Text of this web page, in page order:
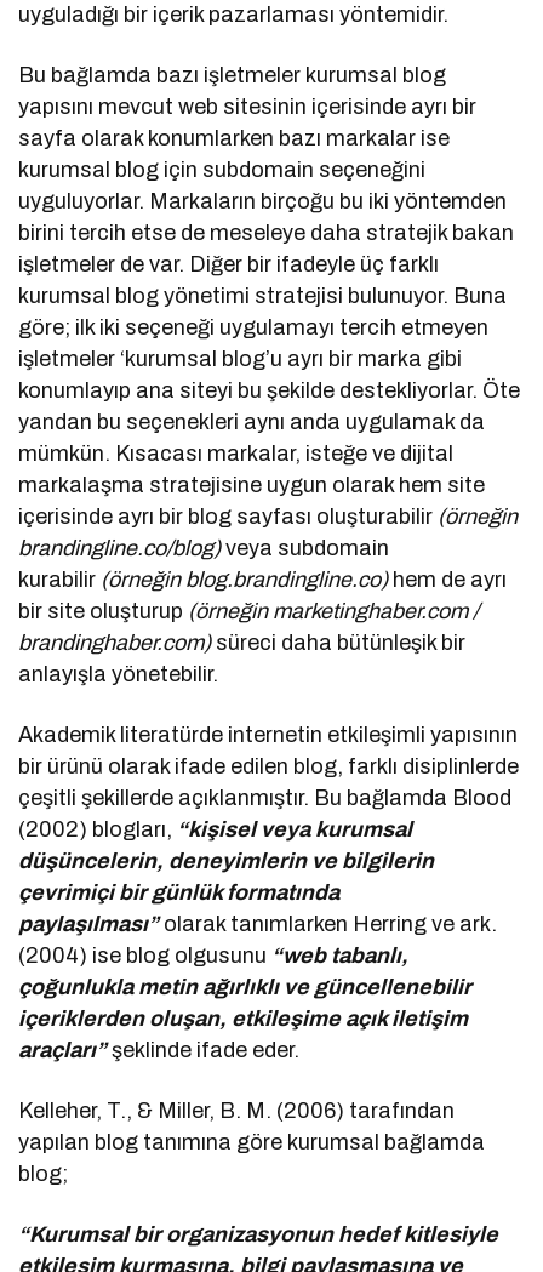
uyguladığı bir içerik pazarlaması yöntemidir.
Bu bağlamda bazı işletmeler kurumsal blog
yapısını mevcut web sitesinin içerisinde ayrı bir
sayfa olarak konumlarken bazı markalar ise
kurumsal blog için subdomain seçeneğini
uyguluyorlar. Markaların birçoğu bu iki yöntemden
birini tercih etse de meseleye daha stratejik bakan
işletmeler de var. Diğer bir ifadeyle üç farklı
kurumsal blog yönetimi stratejisi bulunuyor. Buna
göre; ilk iki seçeneği uygulamayı tercih etmeyen
işletmeler ‘kurumsal blog’u ayrı bir marka gibi
konumlayıp ana siteyi bu şekilde destekliyorlar. Öte
yandan bu seçenekleri aynı anda uygulamak da
mümkün. Kısacası markalar, isteğe ve dijital
markalaşma stratejisine uygun olarak hem site
içerisinde ayrı bir blog sayfası oluşturabilir (örneğin
brandingline.co/blog)veya subdomain
kurabilir (örneğin blog.brandingline.co)hem de ayrı
bir site oluşturup (örneğin marketinghaber.com /
brandinghaber.com) süreci daha bütünleşik bir
anlayışla yönetebilir.
Akademik literatürde internetin etkileşimli yapısının
bir ürünü olarak ifade edilen blog, farklı disiplinlerde
çeşitli şekillerde açıklanmıştır. Bu bağlamda Blood
(2002) blogları, “kişisel veya kurumsal
düşüncelerin, deneyimlerin ve bilgilerin
çevrimiçi bir günlük formatında
paylaşılması”olarak tanımlarken Herring ve ark.
(2004) ise blog olgusunu “web tabanlı,
çoğunlukla metin ağırlıklı ve güncellenebilir
içeriklerden oluşan, etkileşime açık iletişim
araçları”şeklinde ifade eder.
Kelleher, T., & Miller, B. M. (2006) tarafından
yapılan blog tanımına göre kurumsal bağlamda
blog;
“Kurumsal bir organizasyonun hedef kitlesiyle
etkileşim kurmasına, bilgi paylaşmasına ve